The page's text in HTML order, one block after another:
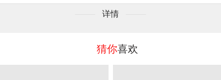
详情
猜你喜欢